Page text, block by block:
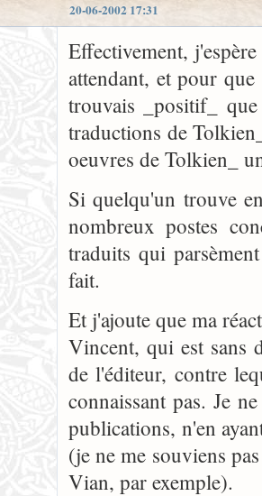
20-06-2002 17:31
Effectivement,
attendant, et pour
trouvais _positif_
traductions de
oeuvres de Tolkien_
Si quelqu'un trouve
nombreux postes
traduits qui
fait.
Et j'ajoute que ma
Vincent, qui est sans
de l'éditeur, contre
connaissant pas. Je
publications, n'en
(je ne me souviens
Vian, par exemple).